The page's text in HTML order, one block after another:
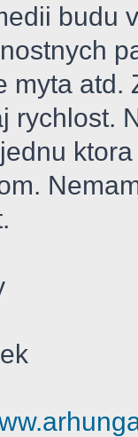
budu
myta atd.
rychlost.